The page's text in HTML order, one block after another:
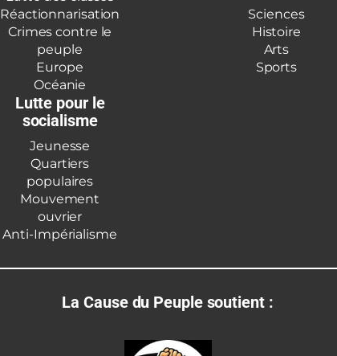
Réactionnarisation
Crimes contre le
peuple
Europe
Océanie
Lutte pour le
socialisme
Jeunesse
Quartiers
populaires
Mouvement
ouvrier
Anti-Impérialisme
Sciences
Histoire
Arts
Sports
La Cause du Peuple soutient :